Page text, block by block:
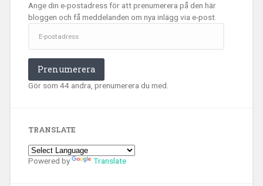
Ange din e-postadress för att prenumerera på den här
bloggen och få meddelanden om nya inlägg via e-post.
postadress
Prenumerera
Gör som 44 andra, prenumerera du med.
TRANSLATE
Powered by Translate